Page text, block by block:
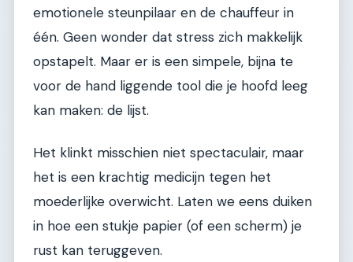
emotionele steunpilaar en de chauffeur in
één. Geen wonder dat stress zich makkelijk
opstapelt. Maar er is een simpele, bijna te
voor de hand liggende tool die je hoofd leeg
kan maken: de lijst.
Het klinkt misschien niet spectaculair, maar
het is een krachtig medicijn tegen het
moederlijke overwicht. Laten we eens duiken
in hoe een stukje papier (of een scherm) je
rust kan teruggeven.